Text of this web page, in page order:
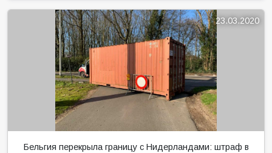
23.03.2020
Бельгия перекрыла границу с Нидерландами: штраф в